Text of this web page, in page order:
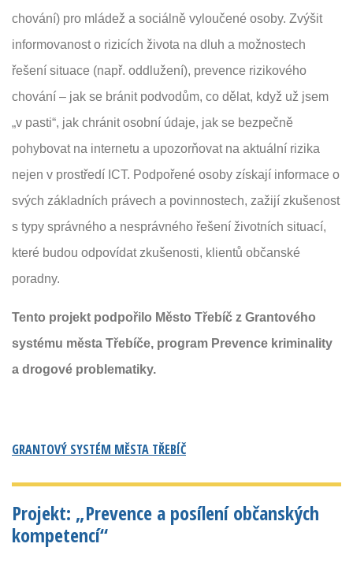
chování) pro mládež a sociálně vyloučené osoby. Zvýšit
informovanost o rizicích života na dluh a možnostech
řešení situace (např. oddlužení), prevence rizikového
chování – jak se bránit podvodům, co dělat, když už jsem
„v pasti“, jak chránit osobní údaje, jak se bezpečně
pohybovat na internetu a upozorňovat na aktuální rizika
nejen v prostředí ICT. Podpořené osoby získají informace o
svých základních právech a povinnostech, zažijí zkušenost
s typy správného a nesprávného řešení životních situací,
které budou odpovídat zkušenosti, klientů občanské
poradny.
Tento projekt podpořilo Město Třebíč z Grantového
systému města Třebíče, program Prevence kriminality
a drogové problematiky.
GRANTOVÝ SYSTÉM MĚSTA TŘEBÍČ
Projekt: „Prevence a posílení občanských
kompetencí“